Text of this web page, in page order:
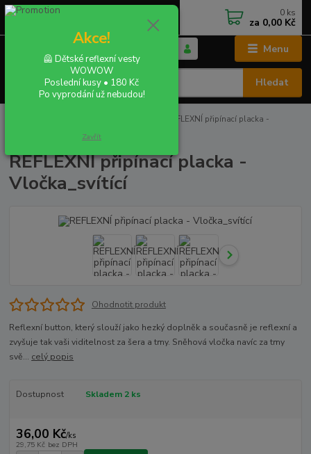
Menu
CZK
Hledat
+420 702 855 412
0 ks
za 0,00 Kč
REFLEXNÍ připínací placka -
REFLEXNÍ připínací placka -
Vločka_svítící
Ohodnotit produkt
Reflexní button, který slouží jako hezký doplněk a současně je reflexní a
zvyšuje tak vaši viditelnost za šera a tmy. Sněhová vločka navíc za tmy
svě... celý popis
Dostupnost Skladem 2 ks
36,00 Kč/ks
29,75 Kč bez DPH
Akce!
🦺 Dětské reflexní vesty
WOWOW
Poslední kusy • 180 Kč
Po vyprodání už nebudou!
Zavřít